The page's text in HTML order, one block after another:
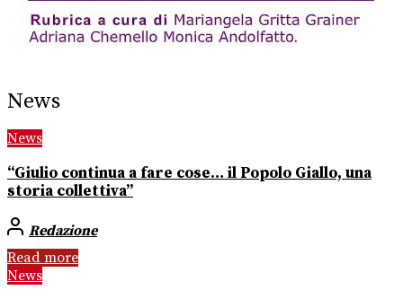
News
News
“Giulio continua a fare cose… il Popolo Giallo, una
storia collettiva”
Redazione
Read more
News